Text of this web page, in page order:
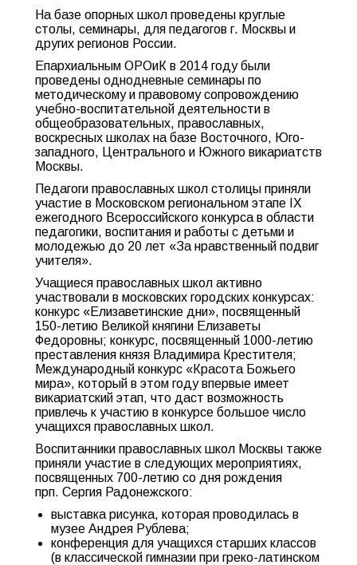
На базе опорных школ проведены круглые
столы, семинары, для педагогов г. Москвы и
других регионов России.
Епархиальным ОРОиК в 2014 году были
проведены однодневные семинары по
методическому и правовому сопровождению
учебно-воспитательной деятельности в
общеобразовательных, православных,
воскресных школах на базе Восточного, Юго-
западного, Центрального и Южного викариатств
Москвы.
Педагоги православных школ столицы приняли
участие в Московском региональном этапе IX
ежегодного Всероссийского конкурса в области
педагогики, воспитания и работы с детьми и
молодежью до 20 лет «За нравственный подвиг
учителя».
Учащиеся православных школ активно
участвовали в московских городских конкурсах:
конкурс «Елизаветинские дни», посвященный
150-летию Великой княгини Елизаветы
Федоровны; конкурс, посвященный 1000-летию
преставления князя Владимира Крестителя;
Международный конкурс «Красота Божьего
мира», который в этом году впервые имеет
викариатский этап, что даст возможность
привлечь к участию в конкурсе большое число
учащихся православных школ.
Воспитанники православных школ Москвы также
приняли участие в следующих мероприятиях,
посвященных 700-летию со дня рождения
прп. Сергия Радонежского:
выставка рисунка, которая проводилась в
музее Андрея Рублева;
конференция для учащихся старших классов
(в классической гимназии при греко-латинском